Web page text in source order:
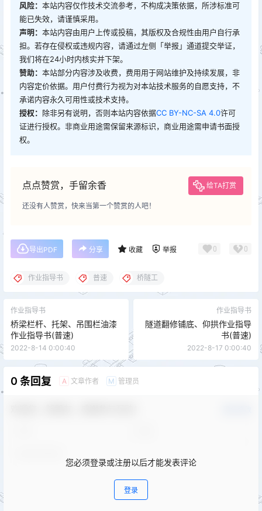
风险： 本站内容仅作技术交流参考，不构成决策依据，所涉标准可
能已失效，请谨慎采用。
声明： 本站内容由用户上传或投稿，其版权及合规性由用户自行承
担。若存在侵权或违规内容，请通过左侧「举报」通道提交举证，
我们将在24小时内核实并下架。
赞助： 本站部分内容涉及收费，费用用于网站维护及持续发展，非
内容定价依据。用户付费行为视为对本站技术服务的自愿支持，不
承诺内容永久可用性或技术支持。
授权： 除非另有说明，否则本站内容依据CC BY-NC-SA 4.0许可
证进行授权。非商业用途需保留来源标识，商业用途需申请书面授
权。
点点赞赏，手留余香 给TA打赏
还没有人赞赏，快来当第一个赞赏的人吧！
导出PDF 分享 收藏 举报 0 0
作业指导书 普速 桥隧工
作业指导书
桥梁栏杆、托架、吊围栏油漆
作业指导书(普速)
2022-8-14 0:00:40
作业指导书
隧道翻修铺底、仰拱作业指导
书(普速)
2022-8-17 0:00:40
0 条回复 A 文章作者 M 管理员
您必须登录或注册以后才能发表评论
登录